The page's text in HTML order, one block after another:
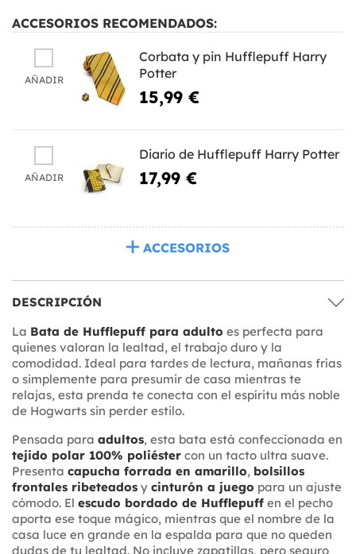
ACCESORIOS RECOMENDADOS:
AÑADIR
Corbata y pin Hufflepuff Harry
Potter
15,99 €
AÑADIR
Diario de Hufflepuff Harry Potter
17,99 €
ACCESORIOS
DESCRIPCIÓN
La Bata de Hufflepuff para adulto es perfecta para
quienes valoran la lealtad, el trabajo duro y la
comodidad. Ideal para tardes de lectura, mañanas frías
o simplemente para presumir de casa mientras te
relajas, esta prenda te conecta con el espíritu más noble
de Hogwarts sin perder estilo.
Pensada para adultos, esta bata está confeccionada en
tejido polar 100% poliéster con un tacto ultra suave.
Presenta capucha forrada en amarillo, bolsillos
frontales ribeteados y cinturón a juego para un ajuste
cómodo. El escudo bordado de Hufflepuff en el pecho
aporta ese toque mágico, mientras que el nombre de la
casa luce en grande en la espalda para que no queden
dudas de tu lealtad. No incluye zapatillas, pero seguro